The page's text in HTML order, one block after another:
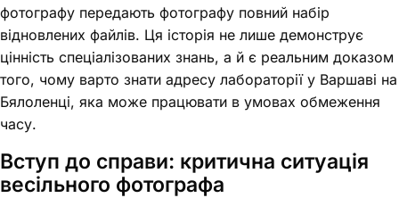
фотографу передають фотографу повний набір
відновлених файлів. Ця історія не лише демонструє
цінність спеціалізованих знань, а й є реальним доказом
того, чому варто знати адресу лабораторії у Варшаві на
Бялоленці, яка може працювати в умовах обмеження
часу.
Вступ до справи: критична ситуація
весільного фотографа